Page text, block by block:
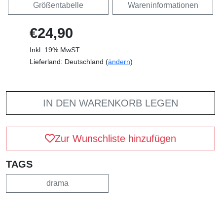
Größentabelle Wareninformationen
€24,90
Inkl. 19% MwST
Lieferland: Deutschland (ändern)
IN DEN WARENKORB LEGEN
Zur Wunschliste hinzufügen
TAGS
drama